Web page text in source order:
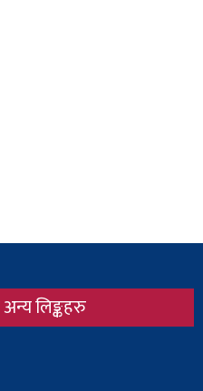
लिङ्कहरु